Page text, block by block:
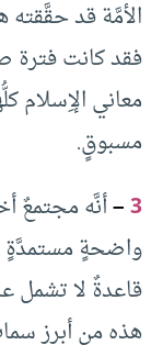
الأمَّة قد حقَّقته
فقد كانت فترة
معاني الإِسلام
مسبوقٍ.
3
–أنَّه مجتمعٌ
واضحةٍ مستمدَّةٍ
قاعدةٌ لا تشمل
هذه من أبرز